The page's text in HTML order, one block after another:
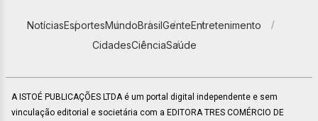
NotíciasEsportesMundoBrasilGenteEntretenimento
CidadesCiênciaSaúde
A ISTOÉ PUBLICAÇÕES LTDA é um portal digital independente e sem
vinculação editorial e societária com a EDITORA TRES COMÉRCIO DE